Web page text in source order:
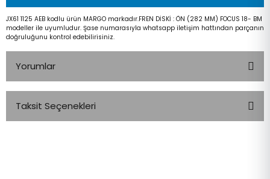
JX61 1125 AEB kodlu ürün MARGO markadır.FREN DİSKİ : ÖN (282 MM) FOCUS 18- BM
modeller ile uyumludur. Şase numarasıyla whatsapp iletişim hattından parçanın
doğruluğunu kontrol edebilirisiniz.
Yorumlar
Taksit Seçenekleri